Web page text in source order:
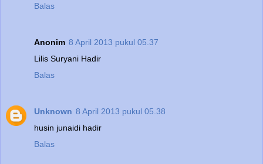
Balas
Anonim 8 April 2013 pukul 05.37
Lilis Suryani Hadir
Balas
Unknown 8 April 2013 pukul 05.38
husin junaidi hadir
Balas